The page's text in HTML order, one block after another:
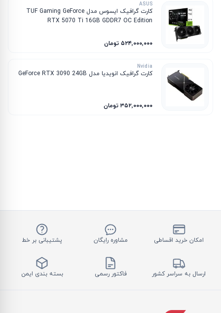
ASUS
کارت گرافیک ایسوس مدل TUF Gaming GeForce
RTX 5070 Ti 16GB GDDR7 OC Edition
۵۲۴٬۰۰۰٬۰۰۰ تومان
Nvidia
کارت گرافیک انویدیا مدل GeForce RTX 3090 24GB
۳۵۲٬۰۰۰٬۰۰۰ تومان
امکان خرید اقساطی مشاوره رایگان پشتیبانی بر خط
ارسال به سراسر کشور فاکتور رسمی بسته بندی ایمن